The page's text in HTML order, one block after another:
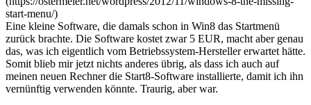
start-menu/)
Eine kleine Software, die damals schon in Win8 das Startmenü
zurück brachte. Die Software kostet zwar 5 EUR, macht aber genau
das, was ich eigentlich vom Betriebssystem-Hersteller erwartet hätte.
Somit blieb mir jetzt nichts anderes übrig, als dass ich auch auf
meinen neuen Rechner die Start8-Software installierte, damit ich ihn
vernünftig verwenden könnte. Traurig, aber war.